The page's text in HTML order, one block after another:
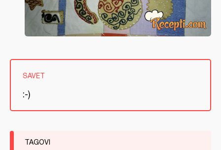
SAVET
:-)
TAGOVI